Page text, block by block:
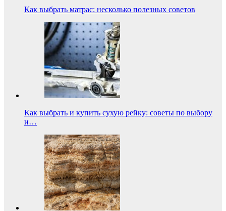
Как выбрать матрас: несколько полезных советов
Как выбрать и купить сухую рейку: советы по выбору
и…